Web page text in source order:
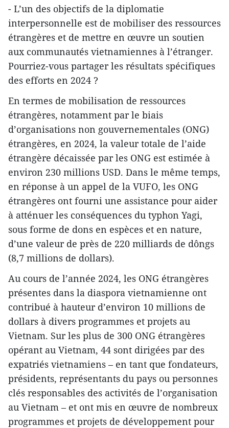
- L’un des objectifs de la diplomatie
interpersonnelle est de mobiliser des ressources
étrangères et de mettre en œuvre un soutien
aux communautés vietnamiennes à l’étranger.
Pourriez-vous partager les résultats spécifiques
des efforts en 2024 ?
En termes de mobilisation de ressources
étrangères, notamment par le biais
d’organisations non gouvernementales (ONG)
étrangères, en 2024, la valeur totale de l’aide
étrangère décaissée par les ONG est estimée à
environ 230 millions USD. Dans le même temps,
en réponse à un appel de la VUFO, les ONG
étrangères ont fourni une assistance pour aider
à atténuer les conséquences du typhon Yagi,
sous forme de dons en espèces et en nature,
d’une valeur de près de 220 milliards de dôngs
(8,7 millions de dollars).
Au cours de l’année 2024, les ONG étrangères
présentes dans la diaspora vietnamienne ont
contribué à hauteur d’environ 10 millions de
dollars à divers programmes et projets au
Vietnam. Sur les plus de 300 ONG étrangères
opérant au Vietnam, 44 sont dirigées par des
expatriés vietnamiens – en tant que fondateurs,
présidents, représentants du pays ou personnes
clés responsables des activités de l’organisation
au Vietnam – et ont mis en œuvre de nombreux
programmes et projets de développement pour